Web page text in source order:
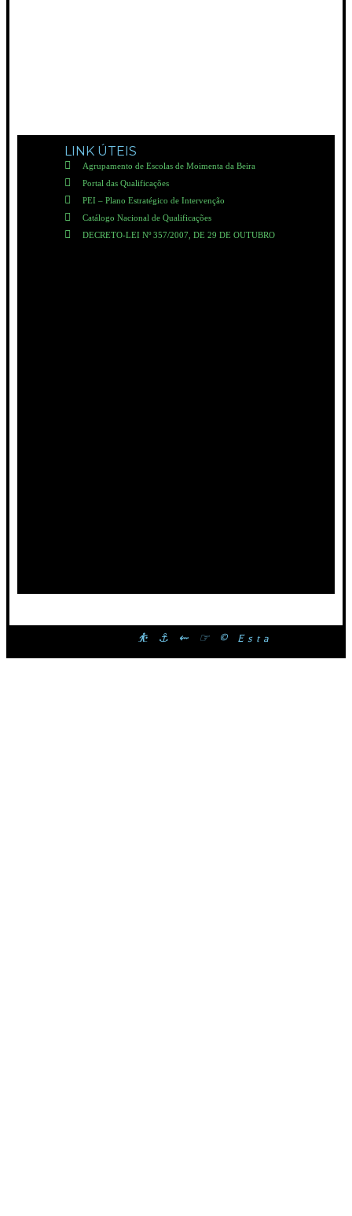
LINK ÚTEIS
Agrupamento de Escolas de Moimenta da Beira
Portal das Qualificações
PEI – Plano Estratégico de Intervenção
Catálogo Nacional de Qualificações
DECRETO-LEI Nº 357/2007, DE 29 DE OUTUBRO
⛹ ⚓ ⇜ ☞ © Esta página web é